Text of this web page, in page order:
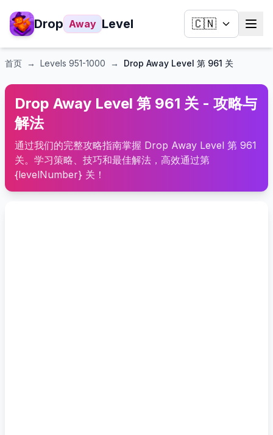
Drop Away Level 🇨🇳
首页 → Levels 951-1000 → Drop Away Level 第 961 关
Drop Away Level 第 961 关 - 攻略与
解法
通过我们的完整攻略指南掌握 Drop Away Level 第 961
关。学习策略、技巧和最佳解法，高效通过第
{levelNumber} 关！